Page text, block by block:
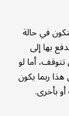
في حالة
بها إلى
أما لو
ربما يكون
بأخرى.